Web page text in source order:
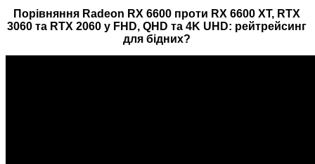
Порівняння Radeon RX 6600 проти RX 6600 XT, RTX
3060 та RTX 2060 у FHD, QHD та 4K UHD: рейтрейсинг
для бідних?